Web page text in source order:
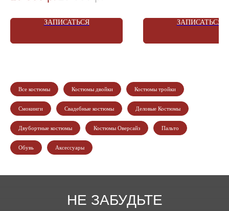
ЗАПИСАТЬСЯ ЗАПИСАТЬСЯ
Все костюмы Костюмы двойки Костюмы тройки
Смокинги Свадебные костюмы Деловые Костюмы
Двубортные костюмы Костюмы Оверсайз Пальто
Обувь Аксессуары
НЕ ЗАБУДЬТЕ